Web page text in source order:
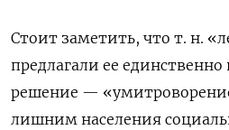
Стоит заметить, что т. н.
предлагали ее
решение —
лишним населения